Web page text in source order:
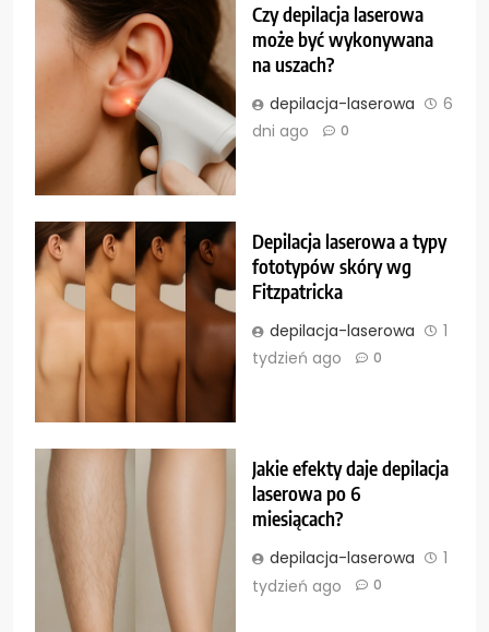
Czy depilacja laserowa
może być wykonywana
na uszach?
depilacja-laserowa
6
dni ago
0
Depilacja laserowa a typy
fototypów skóry wg
Fitzpatricka
depilacja-laserowa
1
tydzień ago
0
Jakie efekty daje depilacja
laserowa po 6
miesiącach?
depilacja-laserowa
1
tydzień ago
0